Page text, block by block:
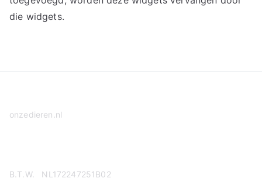
die widgets.
onzedieren.nl
B.T.W. NL172247251B02